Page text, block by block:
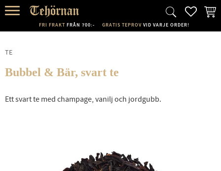
FRI FRAKT FRÅN 700:- GRATIS TEPROV VID VARJE ORDER!
TE
Bubbel & Bär, svart te
Ett svart te med champage, vanilj och jordgubb.